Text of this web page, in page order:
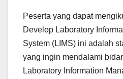
Peserta yang dapat
Develop Laboratory
System (LIMS) ini adalah
yang ingin mendalami
Laboratory Information